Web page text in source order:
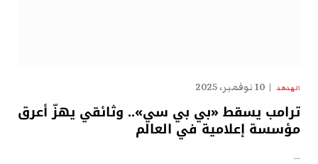
الهدهد 10 نوفمبر، 2025
ترامب يسقط «بي بي سي».. وثائقي يهزّ أعرق
مؤسسة إعلامية في العالم
…